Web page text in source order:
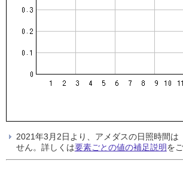
2021年3月2日より、アメダスの日照時間
せん。詳しくは要素ごとの値の補足説明を